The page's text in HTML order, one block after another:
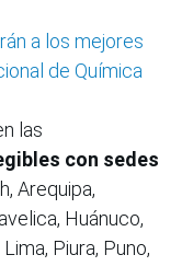
a los mejores
de Química
las
con sedes
Arequipa,
Huánuco,
Piura, Puno,